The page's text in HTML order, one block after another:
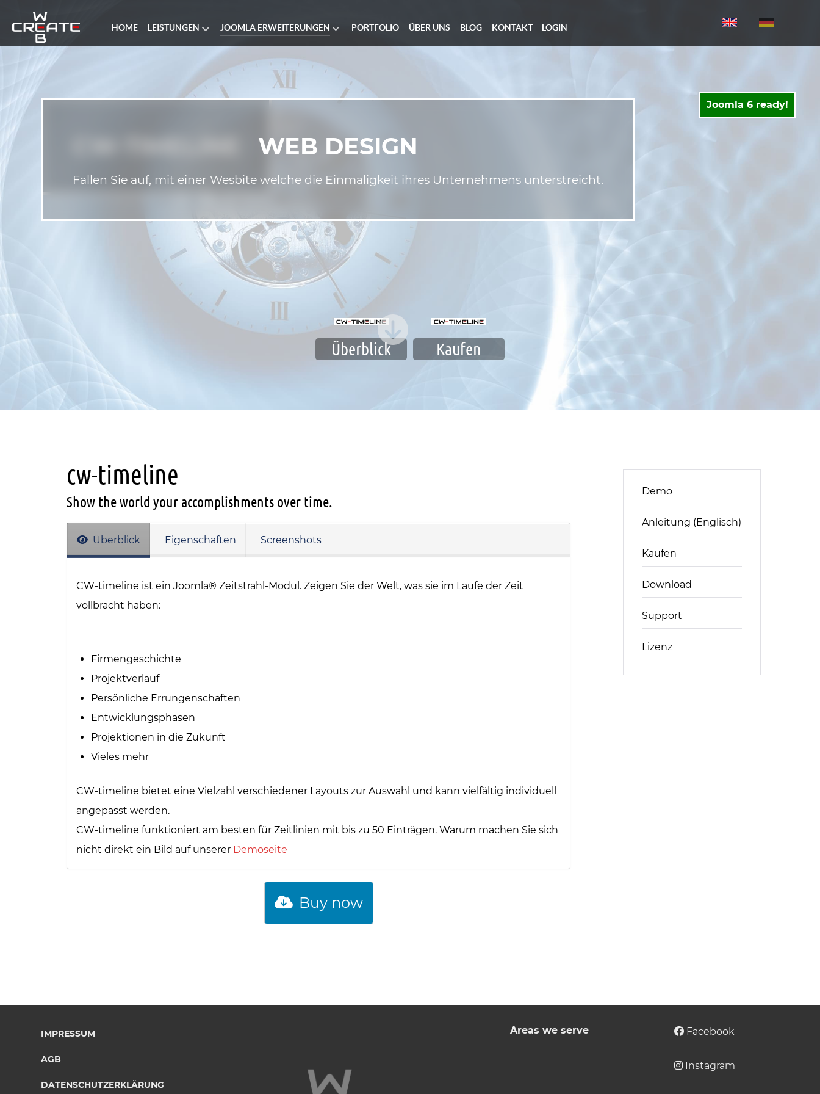
HOME LEISTUNGEN JOOMLA ERWEITERUNGEN PORTFOLIO ÜBER UNS BLOG KONTAKT LOGIN
Select your language
Überblick Kaufen
WEB DESIGN
Fallen Sie auf, mit einer Wesbite welche die Einmaligkeit ihres Unternehmens unterstreicht.
Joomla 6 ready!
cw-timeline
Show the world your accomplishments over time.
Überblick Eigenschaften Screenshots
CW-timeline ist ein Joomla® Zeitstrahl-Modul. Zeigen Sie der Welt, was sie im Laufe der Zeit
vollbracht haben:
Firmengeschichte
Projektverlauf
Persönliche Errungenschaften
Entwicklungsphasen
Projektionen in die Zukunft
Vieles mehr
CW-timeline bietet eine Vielzahl verschiedener Layouts zur Auswahl und kann vielfältig individuell
angepasst werden.
CW-timeline funktioniert am besten für Zeitlinien mit bis zu 50 Einträgen. Warum machen Sie sich
nicht direkt ein Bild auf unserer Demoseite
Buy now
Demo
Anleitung (Englisch)
Kaufen
Download
Support
Lizenz
IMPRESSUM
AGB
DATENSCHUTZERKLÄRUNG
Areas we serve Facebook
Instagram